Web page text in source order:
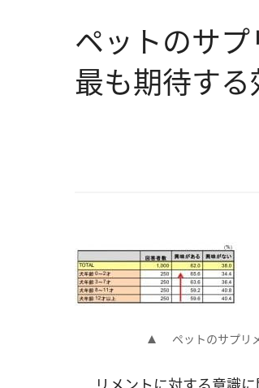
ペットのサプ
最も期待する
ペットのサプリ